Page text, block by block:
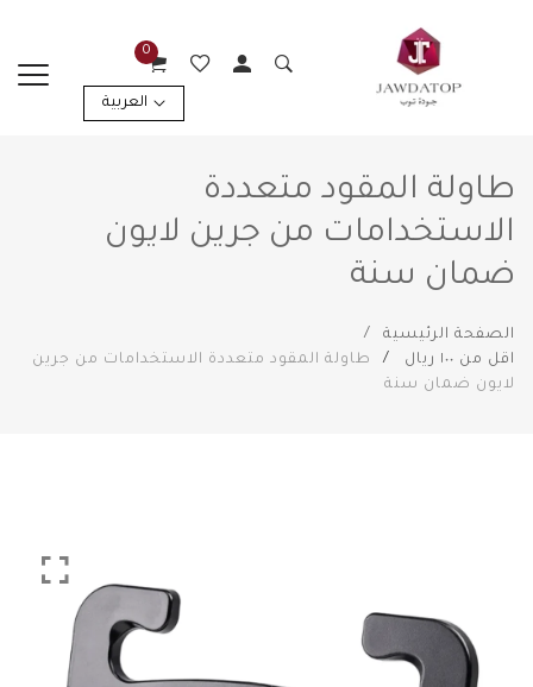
العربية
0
طاولة المقود متعددة
الاستخدامات من جرين لايون
ضمان سنة
الصفحة الرئيسية
اقل من ١٠٠ ريال
طاولة المقود متعددة الاستخدامات من جرين
لايون ضمان سنة